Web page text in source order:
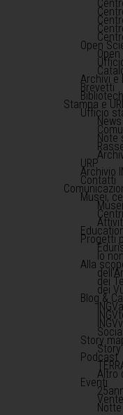
Open
Archivi e
Brevetti
Stampa e
Ufficio
News
Note
URP
Archivio
Contatti
Musei,
Progetti
Io
Alla
dei
dei
Blog &
Story
Podcast
Altro
Eventi